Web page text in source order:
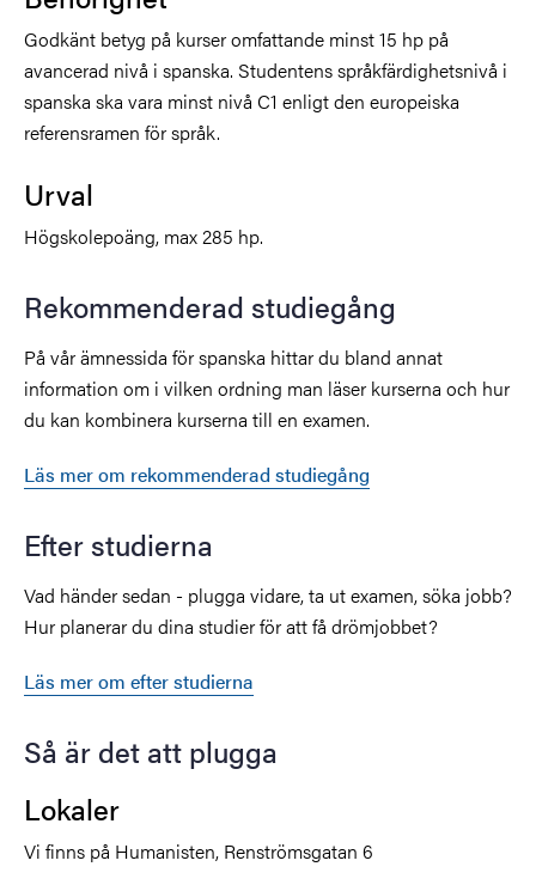
Godkänt betyg på kurser omfattande minst 15 hp på
avancerad nivå i spanska. Studentens språkfärdighetsnivå i
spanska ska vara minst nivå C1 enligt den europeiska
referensramen för språk.
Urval
Högskolepoäng, max 285 hp.
Rekommenderad studiegång
På vår ämnessida för spanska hittar du bland annat
information om i vilken ordning man läser kurserna och hur
du kan kombinera kurserna till en examen.
Läs mer om rekommenderad studiegång
Efter studierna
Vad händer sedan - plugga vidare, ta ut examen, söka jobb?
Hur planerar du dina studier för att få drömjobbet?
Läs mer om efter studierna
Så är det att plugga
Lokaler
Vi finns på Humanisten, Renströmsgatan 6